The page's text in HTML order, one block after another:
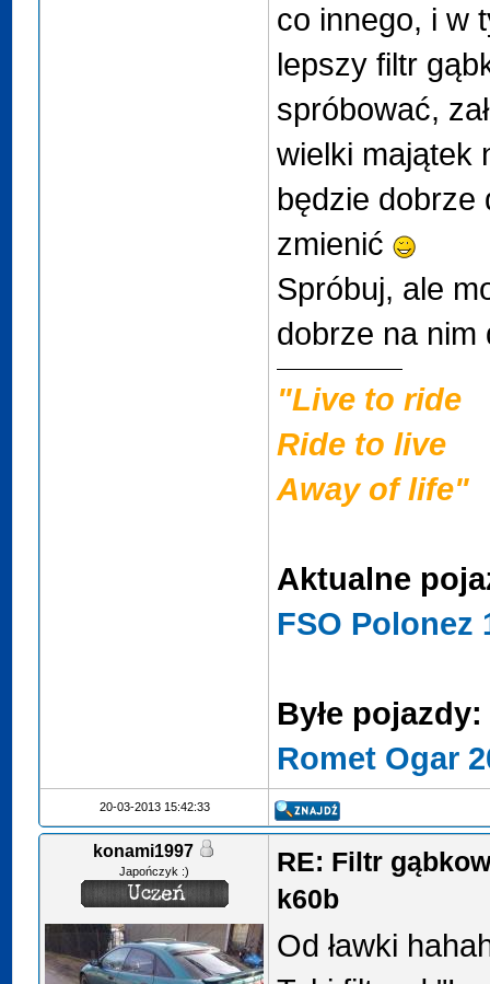
co innego, i w
lepszy filtr
spróbować,
wielki majątek
będzie dobrze
zmienić
Spróbuj, ale
dobrze na nim
"Live to ride
Ride to live
Away of life"
Aktualne
FSO Polonez
Byłe pojazdy:
Romet Ogar
20-03-2013 15:42:33
konami1997
Japończyk :)
RE: Filtr
k60b
Od ławki